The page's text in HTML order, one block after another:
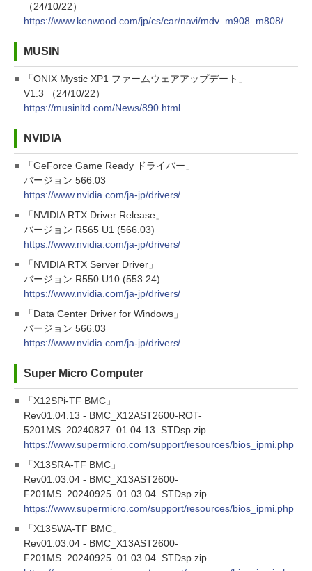
（24/10/22）
https://www.kenwood.com/jp/cs/car/navi/mdv_m908_m808/
MUSIN
「ONIX Mystic XP1 ファームウェアアップデート」
V1.3 （24/10/22）
https://musinltd.com/News/890.html
NVIDIA
「GeForce Game Ready ドライバー」
バージョン 566.03
https://www.nvidia.com/ja-jp/drivers/
「NVIDIA RTX Driver Release」
バージョン R565 U1 (566.03)
https://www.nvidia.com/ja-jp/drivers/
「NVIDIA RTX Server Driver」
バージョン R550 U10 (553.24)
https://www.nvidia.com/ja-jp/drivers/
「Data Center Driver for Windows」
バージョン 566.03
https://www.nvidia.com/ja-jp/drivers/
Super Micro Computer
「X12SPi-TF BMC」
Rev01.04.13 - BMC_X12AST2600-ROT-
5201MS_20240827_01.04.13_STDsp.zip
https://www.supermicro.com/support/resources/bios_ipmi.php
「X13SRA-TF BMC」
Rev01.03.04 - BMC_X13AST2600-
F201MS_20240925_01.03.04_STDsp.zip
https://www.supermicro.com/support/resources/bios_ipmi.php
「X13SWA-TF BMC」
Rev01.03.04 - BMC_X13AST2600-
F201MS_20240925_01.03.04_STDsp.zip